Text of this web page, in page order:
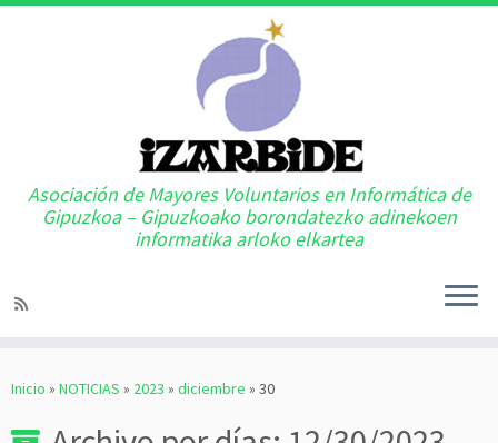
Asociación de Mayores Voluntarios en Informática de
Gipuzkoa – Gipuzkoako borondatezko adinekoen
informatika arloko elkartea
Inicio » NOTICIAS » 2023 » diciembre » 30